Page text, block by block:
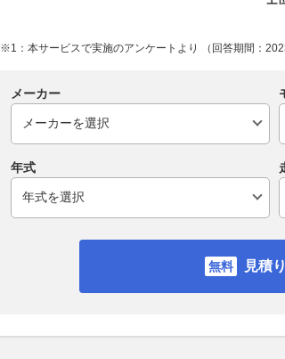
※1：本サービスで実施のアンケートより （回答期間：
メーカー
年式
見積